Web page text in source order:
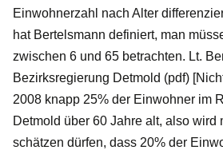
Einwohnerzahl nach Alter
hat Bertelsmann definiert, man
zwischen 6 und 65 betrachten. Lt.
Bezirksregierung Detmold (pdf)
2008 knapp 25% der Einwohner im
Detmold über 60 Jahre alt, also wird
schätzen dürfen, dass 20% der